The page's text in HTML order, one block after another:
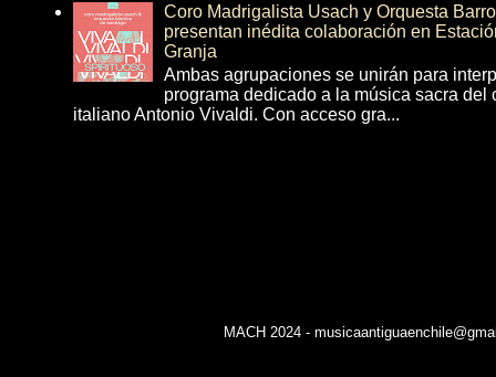
Coro Madrigalista Usach y Orquesta
presentan inédita colaboración en
Granja
Ambas agrupaciones se unirán para
programa dedicado a la música sacra del
italiano Antonio Vivaldi. Con acceso gra...
MACH 2024 -